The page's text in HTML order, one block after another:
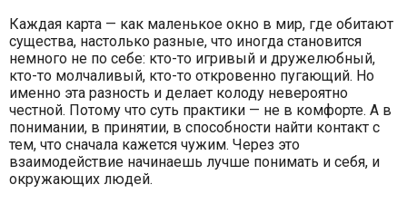
Каждая карта — как маленькое окно в мир, где обитают
существа, настолько разные, что иногда становится
немного не по себе: кто-то игривый и дружелюбный,
кто-то молчаливый, кто-то откровенно пугающий. Но
именно эта разность и делает колоду невероятно
честной. Потому что суть практики — не в комфорте. А в
понимании, в принятии, в способности найти контакт с
тем, что сначала кажется чужим. Через это
взаимодействие начинаешь лучше понимать и себя, и
окружающих людей.